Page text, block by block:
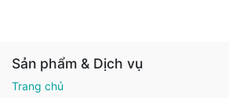
Sản phẩm & Dịch vụ
Trang chủ